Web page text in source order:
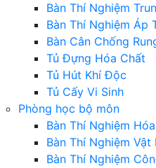
Bàn Thí Nghiệm
Bàn Thí Nghiệm Áp
Bàn Cân Chống
Tủ Đựng Hóa Chất
Tủ Hút Khí Độc
Tủ Cấy Vi Sinh
Phòng học bộ môn
Bàn Thí Nghiệm
Bàn Thí Nghiệm Vật
Bàn Thí Nghiệm